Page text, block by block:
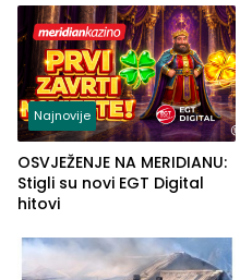
Najnovije
OSVJEŽENJE NA MERIDIANU:
Stigli su novi EGT Digital
hitovi